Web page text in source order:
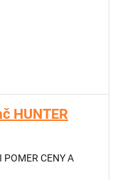
aj ponad vyšší
chráni plochu
do 21,9 metra
počtom
HUNTER
CENY A